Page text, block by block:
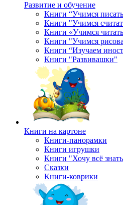
Развитие и обучение
Книги “Учимся
Книги "Учимся
Книги «Учимся
Книги "Учимся
Книги “Изучаем
Книги "Развивашки"
Книги на картоне
Книги-панорамки
Книги игрушки
Книги "Хочу всё
Сказки
Книги-коврики